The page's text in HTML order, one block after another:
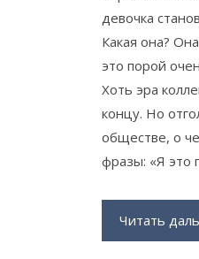
девочка
Какая она?
это порой
Хоть эра
концу. Но
обществе, о
фразы: «Я это
Читать